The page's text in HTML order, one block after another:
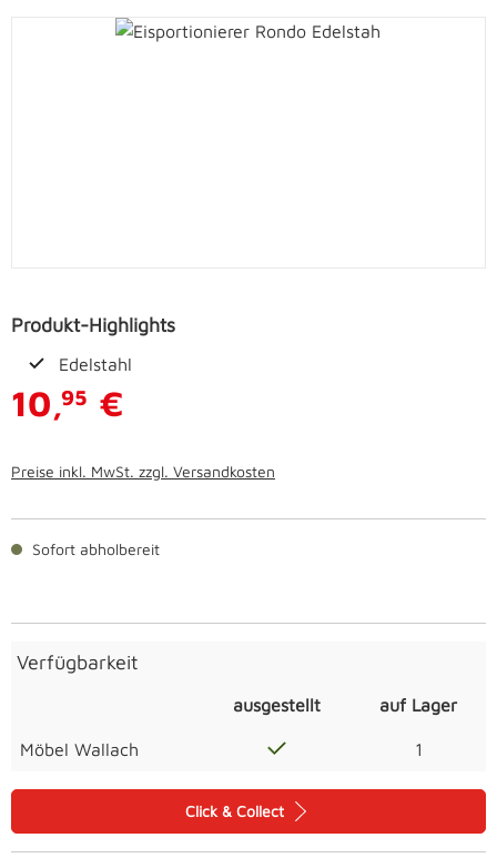
Bildergalerie überspringen
Produkt-Highlights
Edelstahl
10,95 €
Preise inkl. MwSt. zzgl. Versandkosten
Sofort abholbereit
Verfügbarkeit
ausgestellt auf Lager
Möbel Wallach 1
Click & Collect